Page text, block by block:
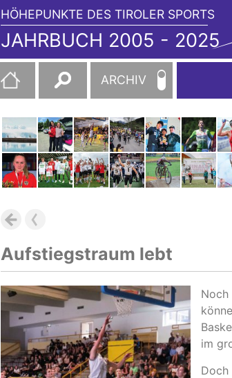
HÖHEPUNKTE DES TIROLER SPORTS
JAHRBUCH 2005 - 2025
Suchen
nach:
ARCHIV
Aufstiegstraum lebt
im